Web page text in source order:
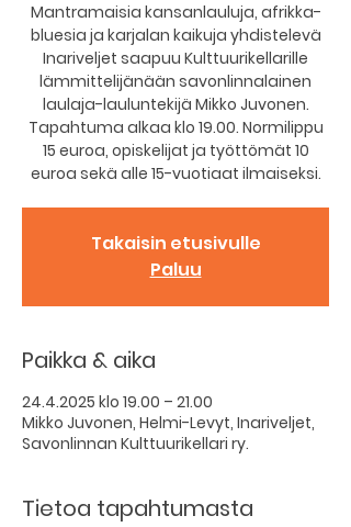
Mantramaisia kansanlauluja, afrikka-
bluesia ja karjalan kaikuja yhdistelevä
Inariveljet saapuu Kulttuurikellarille
lämmittelijänään savonlinnalainen
laulaja-lauluntekijä Mikko Juvonen.
Tapahtuma alkaa klo 19.00. Normilippu
15 euroa, opiskelijat ja työttömät 10
euroa sekä alle 15-vuotiaat ilmaiseksi.
Takaisin etusivulle
Paluu
Paikka & aika
24.4.2025 klo 19.00 – 21.00
Mikko Juvonen, Helmi-Levyt, Inariveljet,
Savonlinnan Kulttuurikellari ry.
Tietoa tapahtumasta